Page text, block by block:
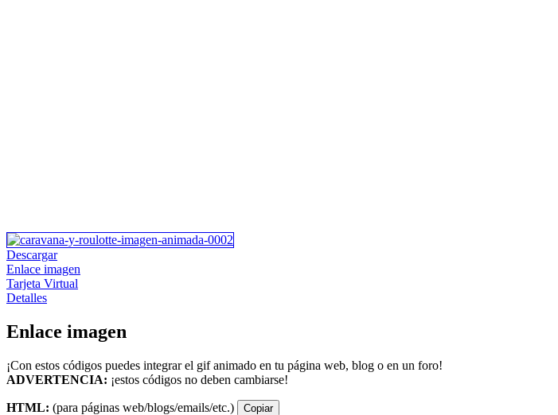
Descargar
Enlace imagen
Tarjeta Virtual
Detalles
Enlace imagen
¡Con estos códigos puedes integrar el gif animado en tu página web, blog o en un foro!
ADVERTENCIA: ¡estos códigos no deben cambiarse!
HTML: (para páginas web/blogs/emails/etc.) Copiar